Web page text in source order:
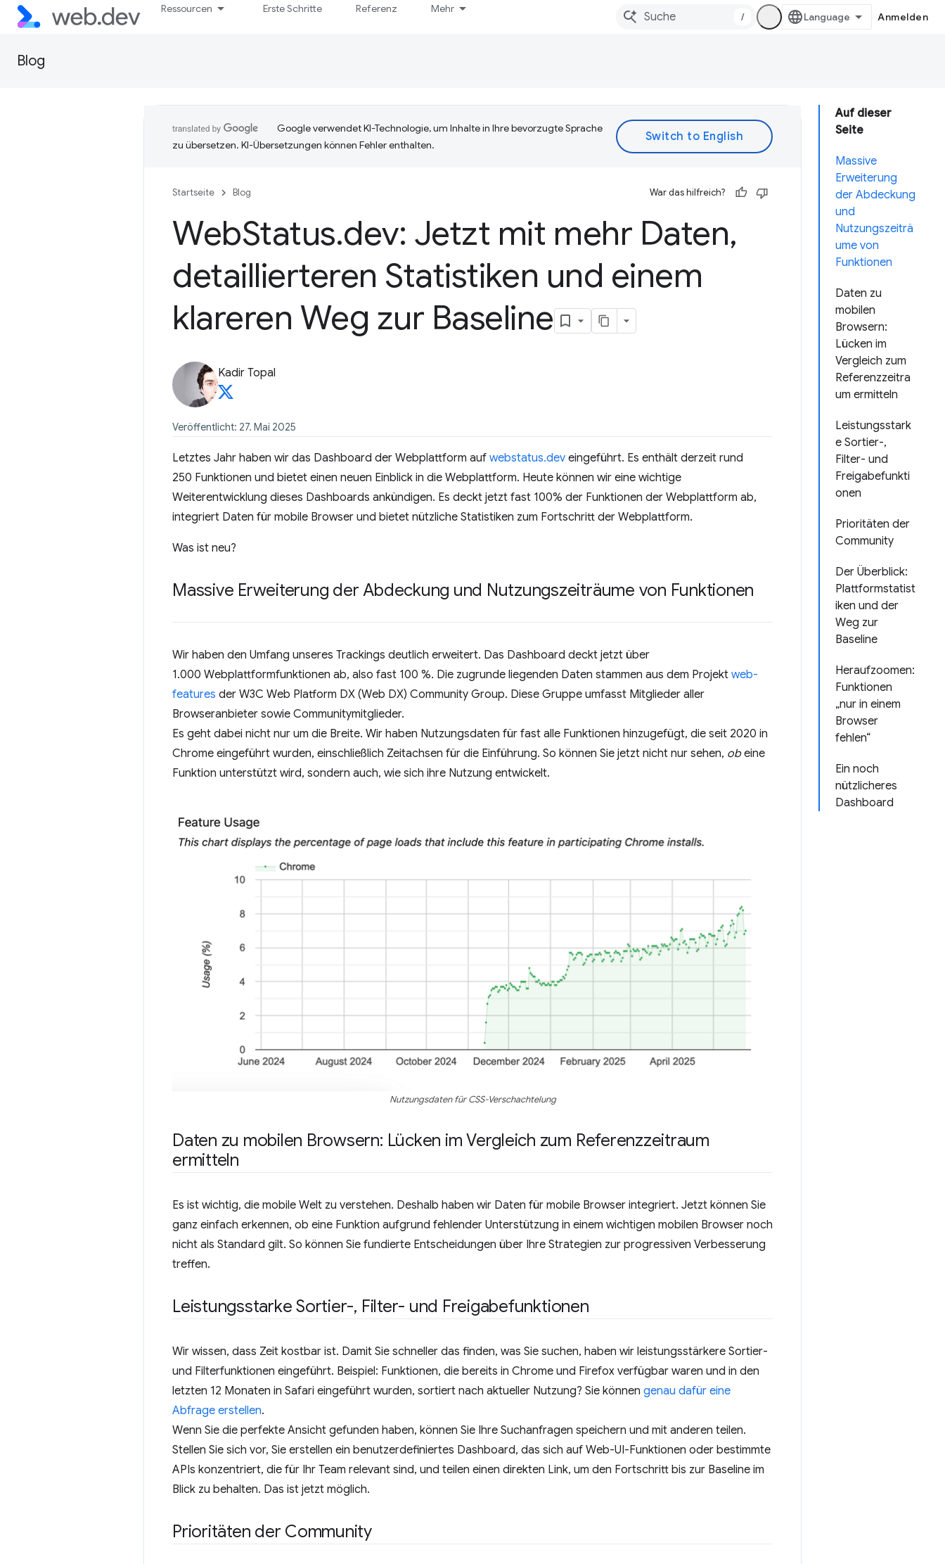
Ressourcen Erste Schritte Referenz Mehr
/ Anmelden
Blog
Auf dieser
Seite
Massive
Erweiterung
der Abdeckung
und
Nutzungszeiträ
ume von
Funktionen
Daten zu
mobilen
Browsern:
Lücken im
Vergleich zum
Referenzzeitra
um ermitteln
Leistungsstark
e Sortier-,
Filter- und
Freigabefunkti
onen
Prioritäten der
Community
Der Überblick:
Plattformstatist
iken und der
Weg zur
Baseline
Heraufzoomen:
Funktionen
„nur in einem
Browser
fehlen“
Ein noch
nützlicheres
Dashboard
Google verwendet KI-Technologie, um Inhalte in Ihre bevorzugte Sprache
zu übersetzen. KI-Übersetzungen können Fehler enthalten.
Startseite Blog War das hilfreich?
WebStatus.dev: Jetzt mit mehr Daten,
detaillierteren Statistiken und einem
klareren Weg zur Baseline
Kadir Topal
Veröffentlicht: 27. Mai 2025
Letztes Jahr haben wir das Dashboard der Webplattform auf webstatus.dev eingeführt. Es enthält derzeit rund
250 Funktionen und bietet einen neuen Einblick in die Webplattform. Heute können wir eine wichtige
Weiterentwicklung dieses Dashboards ankündigen. Es deckt jetzt fast 100% der Funktionen der Webplattform ab,
integriert Daten für mobile Browser und bietet nützliche Statistiken zum Fortschritt der Webplattform.
Was ist neu?
Massive Erweiterung der Abdeckung und Nutzungszeiträume von Funktionen
Wir haben den Umfang unseres Trackings deutlich erweitert. Das Dashboard deckt jetzt über
1.000 Webplattformfunktionen ab, also fast 100 %. Die zugrunde liegenden Daten stammen aus dem Projekt web-
features der W3C Web Platform DX (Web DX) Community Group. Diese Gruppe umfasst Mitglieder aller
Browseranbieter sowie Communitymitglieder.
Es geht dabei nicht nur um die Breite. Wir haben Nutzungsdaten für fast alle Funktionen hinzugefügt, die seit 2020 in
Chrome eingeführt wurden, einschließlich Zeitachsen für die Einführung. So können Sie jetzt nicht nur sehen, obeine
Funktion unterstützt wird, sondern auch, wie sich ihre Nutzung entwickelt.
Nutzungsdaten für CSS-Verschachtelung
Daten zu mobilen Browsern: Lücken im Vergleich zum Referenzzeitraum
ermitteln
Es ist wichtig, die mobile Welt zu verstehen. Deshalb haben wir Daten für mobile Browser integriert. Jetzt können Sie
ganz einfach erkennen, ob eine Funktion aufgrund fehlender Unterstützung in einem wichtigen mobilen Browser noch
nicht als Standard gilt. So können Sie fundierte Entscheidungen über Ihre Strategien zur progressiven Verbesserung
treffen.
Leistungsstarke Sortier-, Filter- und Freigabefunktionen
Wir wissen, dass Zeit kostbar ist. Damit Sie schneller das finden, was Sie suchen, haben wir leistungsstärkere Sortier-
und Filterfunktionen eingeführt. Beispiel: Funktionen, die bereits in Chrome und Firefox verfügbar waren und in den
letzten 12 Monaten in Safari eingeführt wurden, sortiert nach aktueller Nutzung? Sie können genau dafür eine
Abfrage erstellen.
Wenn Sie die perfekte Ansicht gefunden haben, können Sie Ihre Suchanfragen speichern und mit anderen teilen.
Stellen Sie sich vor, Sie erstellen ein benutzerdefiniertes Dashboard, das sich auf Web-UI-Funktionen oder bestimmte
APIs konzentriert, die für Ihr Team relevant sind, und teilen einen direkten Link, um den Fortschritt bis zur Baseline im
Blick zu behalten. Das ist jetzt möglich.
Prioritäten der Community